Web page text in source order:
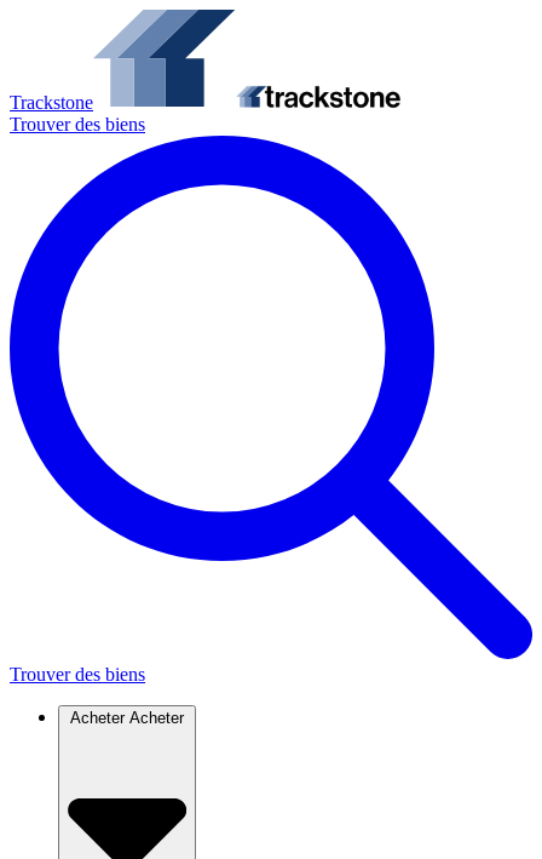
Trackstone
Trouver des biens
Trouver des biens
Acheter Acheter